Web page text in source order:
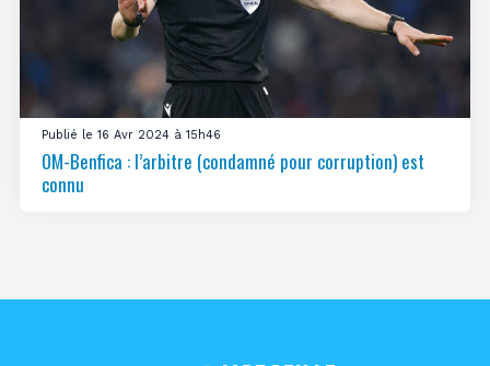
Publié le 16 Avr 2024 à 15h46
OM-Benfica : l’arbitre (condamné pour corruption) est
connu